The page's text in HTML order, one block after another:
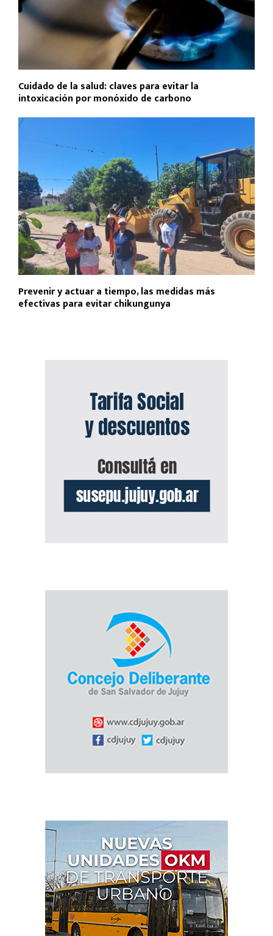
Cuidado de la salud: claves para evitar la
intoxicación por monóxido de carbono
Prevenir y actuar a tiempo, las medidas más
efectivas para evitar chikungunya